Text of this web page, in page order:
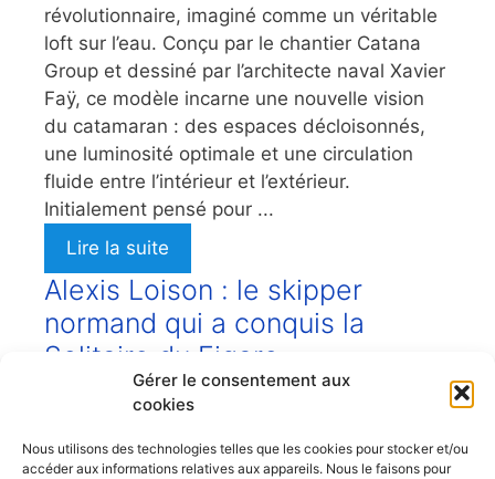
Gérer le consentement aux
cookies
Nous utilisons des technologies telles que les cookies pour stocker et/ou
accéder aux informations relatives aux appareils. Nous le faisons pour
révolutionnaire, imaginé comme un véritable
loft sur l’eau. Conçu par le chantier Catana
Group et dessiné par l’architecte naval Xavier
Faÿ, ce modèle incarne une nouvelle vision
du catamaran : des espaces décloisonnés,
une luminosité optimale et une circulation
fluide entre l’intérieur et l’extérieur.
Initialement pensé pour ...
Lire la suite
Alexis Loison : le skipper
normand qui a conquis la
Solitaire du Figaro
(Seine-Maritime), est l’un des skippers les